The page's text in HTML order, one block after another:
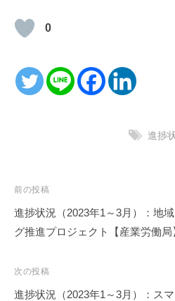
0
進捗
投
稿
ナ
ゲ
ー
前の投稿
進捗状況（2023年1～3月）：地
グ推進プロジェクト【産業労働局
次の投稿
進捗状況（2023年1～3月）：ス